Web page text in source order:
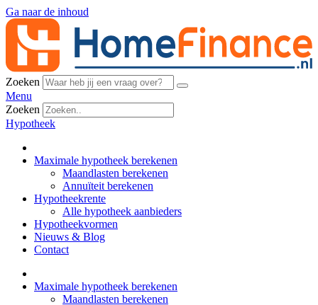
Ga naar de inhoud
Zoeken
Menu
Zoeken
Hypotheek
Maximale hypotheek berekenen
Maandlasten berekenen
Annuïteit berekenen
Hypotheekrente
Alle hypotheek aanbieders
Hypotheekvormen
Nieuws & Blog
Contact
Maximale hypotheek berekenen
Maandlasten berekenen